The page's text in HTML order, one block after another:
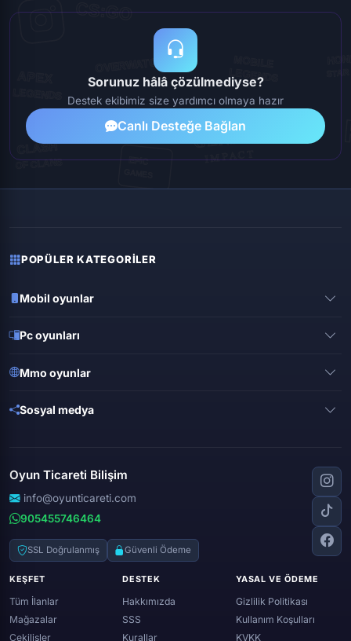
Sorunuz hâlâ çözülmediyse?
Destek ekibimiz size yardımcı olmaya hazır
Canlı Desteğe Bağlan
POPÜLER KATEGORILER
Mobil oyunlar
Mobile legends
Free fire
Minecraft
Pc oyunları
Gta online
Lost ark
World of warcraft
Zula
Mmo oyunlar
Wolfteam
Black desert online
Genshin ımpact
Sosyal medya
Discord
Youtube
Twitter (x)
Spotify
Oyun Ticareti Bilişim
info@oyunticareti.com
905455746464
SSL Doğrulanmış Güvenli Ödeme
KEŞFET
Tüm İlanlar
Mağazalar
Çekilişler
DESTEK
Hakkımızda
SSS
Kurallar
YASAL VE ÖDEME
Gizlilik Politikası
Kullanım Koşulları
KVKK